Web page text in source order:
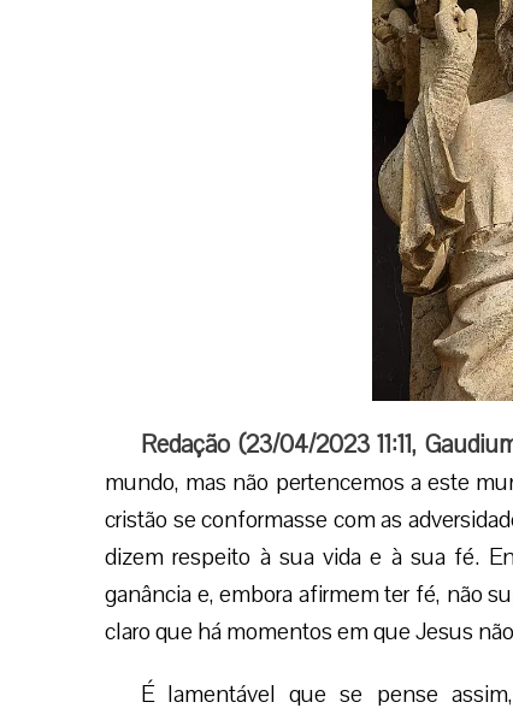
Redação (23/04/2023 11:11,
mundo, mas não pertencemos a este
cristão se conformasse com as
dizem respeito à sua vida e à sua fé.
ganância e, embora afirmem ter fé, não
claro que há momentos em que Jesus
É lamentável que se pense